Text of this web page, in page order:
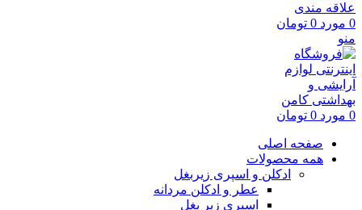
علاقه مندی
0 مورد 0 تومان
منو
0 مورد 0 تومان
صفحه اصلی
همه محصولات
ادکلن و اسپری زیربغل
عطر و ادکلن مردانه
اسپری زیر بغل